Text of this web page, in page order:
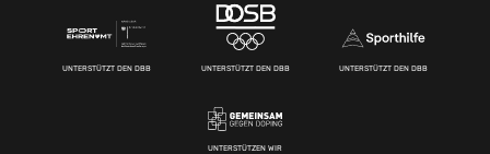
UNTERSTÜTZT DEN DBB UNTERSTÜTZT DEN DBB UNTERSTÜTZT DEN DBB
UNTERSTÜTZEN WIR